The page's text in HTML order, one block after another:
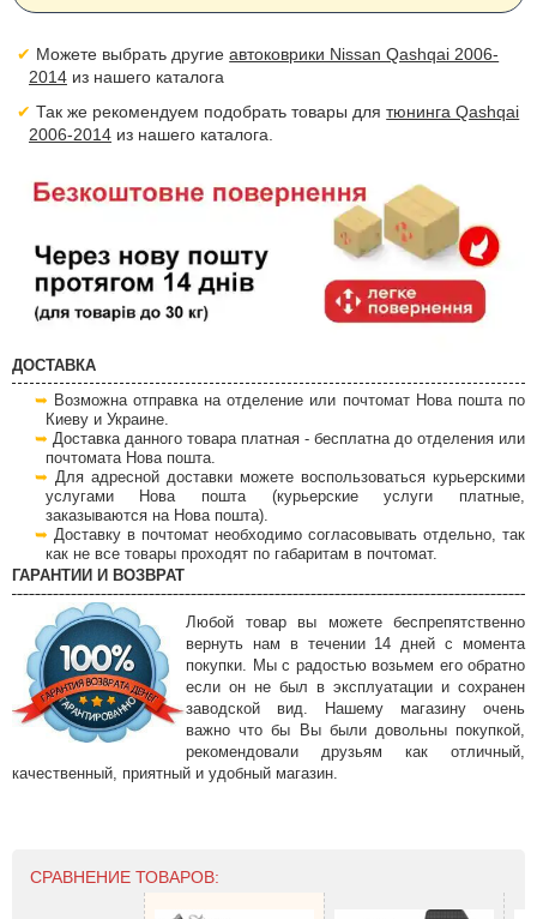
Можете выбрать другиеавтоковрики Nissan Qashqai 2006-
2014 из нашего каталога
Так же рекомендуем подобрать товары длятюнинга Qashqai
2006-2014 из нашего каталога.
ДОСТАВКА
Возможна отправка на отделение или почтомат Нова пошта по
Киеву и Украине.
Доставка данного товара платная - бесплатна до отделения или
почтомата Нова пошта.
Для адресной доставки можете воспользоваться курьерскими
услугами Нова пошта (курьерские услуги платные,
заказываются на Нова пошта).
Доставку в почтомат необходимо согласовывать отдельно, так
как не все товары проходят по габаритам в почтомат.
ГАРАНТИИ И ВОЗВРАТ
Любой товар вы можете беспрепятственно
вернуть нам в течении 14 дней с момента
покупки. Мы с радостью возьмем его обратно
если он не был в эксплуатации и сохранен
заводской вид. Нашему магазину очень
важно что бы Вы были довольны покупкой,
рекомендовали друзьям как отличный,
качественный, приятный и удобный магазин.
СРАВНЕНИЕ ТОВАРОВ: